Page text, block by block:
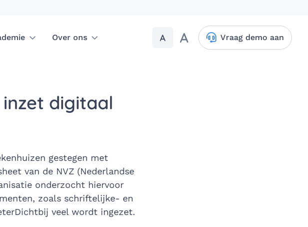
Over ons A A Vraag demo aan
digitaal
gestegen met
van de NVZ (Nederlandse
onderzocht hiervoor
zoals schriftelijke- en
veel wordt ingezet.